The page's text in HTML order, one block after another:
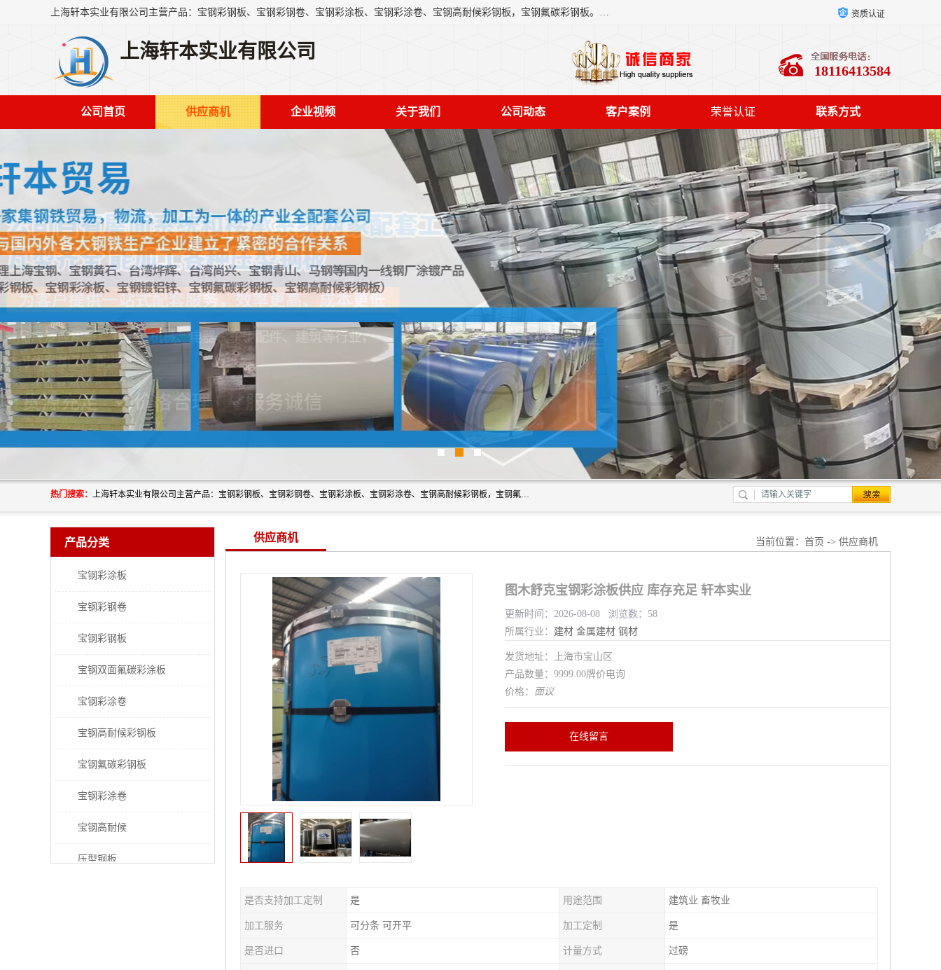
上海轩本实业有限公司主营产品：宝钢彩钢板、宝钢彩钢卷、宝钢彩涂板、宝钢彩涂卷、宝钢高耐候彩钢板，宝钢氟碳彩钢板。是一家集钢铁贸易，物流、加工为一体的产业全配套公司。 资质认证
上海轩本实业有限公司
18116413584
公司首页 供应商机 企业视频 关于我们 公司动态 客户案例 荣誉认证 联系方式
热门搜索： 上海轩本实业有限公司主营产品：宝钢彩钢板、宝钢彩钢卷、宝钢彩涂板、宝钢彩涂卷、宝钢高耐候彩钢板，宝钢氟碳彩钢板。是一家集钢铁贸易，物流、加工为一体的产业全配套公司。
产品分类
宝钢彩涂板
宝钢彩钢卷
宝钢彩钢板
宝钢双面氟碳彩涂板
宝钢彩涂卷
宝钢高耐候彩钢板
宝钢氟碳彩钢板
宝钢彩涂卷
宝钢高耐候
压型钢板
供应商机 当前位置： 首页 -> 供应商机
图木舒克宝钢彩涂板供应 库存充足 轩本实业
更新时间：2026-08-08 浏览数：58
所属行业： 建材 金属建材 钢材
发货地址：上海市宝山区
产品数量：9999.00牌价电询
价格： 面议
在线留言
是否支持加工定制 是 用途范围 建筑业 畜牧业
加工服务 可分条 可开平 加工定制 是
是否进口 否 计量方式 过磅